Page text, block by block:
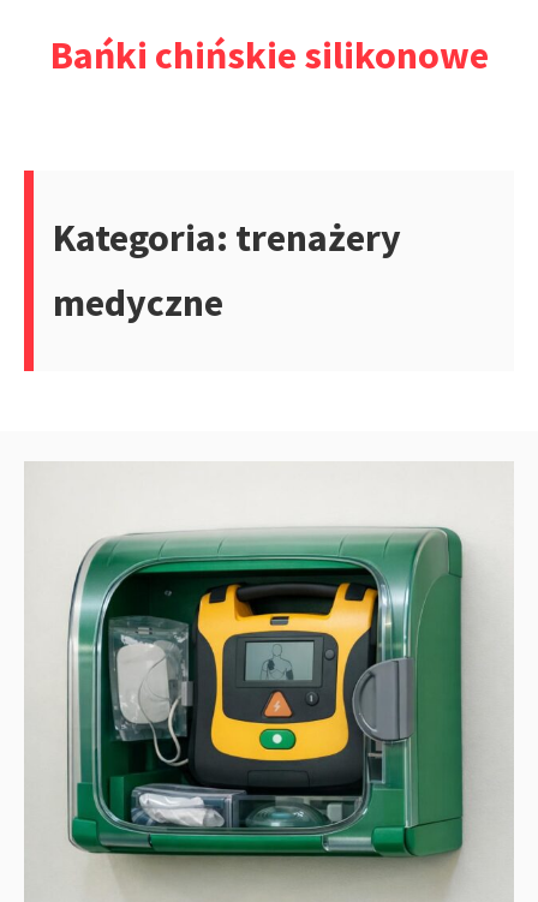
Bańki chińskie silikonowe
Kategoria: trenażery
medyczne